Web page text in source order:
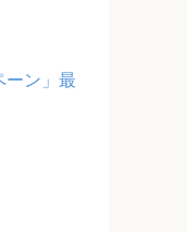
ーン」最